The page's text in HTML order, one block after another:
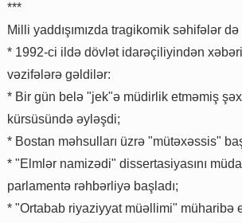
***
Milli yaddışımızda tragikomik səhifələr
* 1992-ci ildə dövlət idarəçiliyindən
vəzifələrə gəldilər:
* Bir gün belə "jek"ə müdirlik etməmiş
kürsüsündə əyləşdi;
* Bostan məhsulları üzrə "mütəxəssis"
* "Elmlər namizədi" dissertasiyasını
parlamentə rəhbərliyə başladı;
* "Ortabab riyaziyyat müəllimi" müharibə